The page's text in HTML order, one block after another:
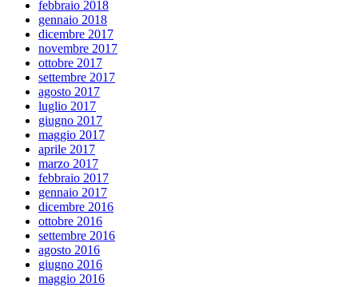
febbraio 2018
gennaio 2018
dicembre 2017
novembre 2017
ottobre 2017
settembre 2017
agosto 2017
luglio 2017
giugno 2017
maggio 2017
aprile 2017
marzo 2017
febbraio 2017
gennaio 2017
dicembre 2016
ottobre 2016
settembre 2016
agosto 2016
giugno 2016
maggio 2016